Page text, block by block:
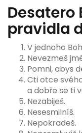
Desatero
pravidla
V jednoho
Nevezmeš
Pomni, abys
Cti otce
a dobře se ti
Nezabiješ.
Nesesmilníš.
Nepokradeš.